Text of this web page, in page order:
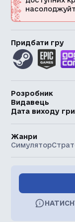
Придбати гру
Розробник
Видавець
Дата виходу гри
Жанри
Симулятор